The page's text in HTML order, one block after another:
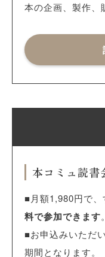
本の企画、製作、
本コミュ読書
■月額1,980円で
料で参加できます。
■お申込みいただ
期間となります。